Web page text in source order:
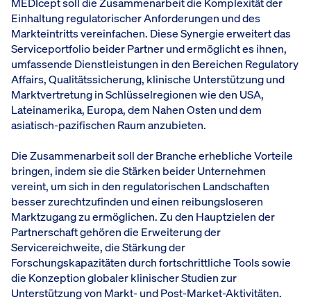
Einhaltung regulatorischer Anforderungen und des
Markteintritts vereinfachen. Diese Synergie erweitert das
Serviceportfolio beider Partner und ermöglicht es ihnen,
umfassende Dienstleistungen in den Bereichen Regulatory
Affairs, Qualitätssicherung, klinische Unterstützung und
Marktvertretung in Schlüsselregionen wie den USA,
Lateinamerika, Europa, dem Nahen Osten und dem
asiatisch-pazifischen Raum anzubieten.
Die Zusammenarbeit soll der Branche erhebliche Vorteile
bringen, indem sie die Stärken beider Unternehmen
vereint, um sich in den regulatorischen Landschaften
besser zurechtzufinden und einen reibungsloseren
Marktzugang zu ermöglichen. Zu den Hauptzielen der
Partnerschaft gehören die Erweiterung der
Servicereichweite, die Stärkung der
Forschungskapazitäten durch fortschrittliche Tools sowie
die Konzeption globaler klinischer Studien zur
Unterstützung von Markt- und Post-Market-Aktivitäten.